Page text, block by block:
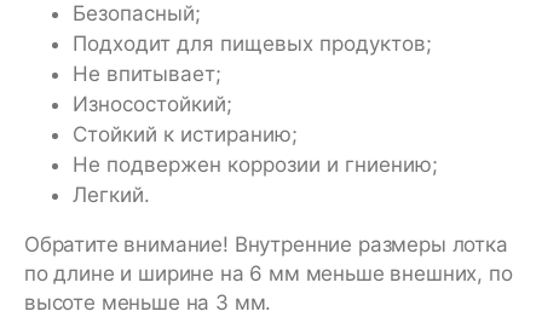
Безопасный;
Подходит для пищевых продуктов;
Не впитывает;
Износостойкий;
Стойкий к истиранию;
Не подвержен коррозии и гниению;
Легкий.
Обратите внимание! Внутренние размеры лотка
по длине и ширине на 6 мм меньше внешних, по
высоте меньше на 3 мм.